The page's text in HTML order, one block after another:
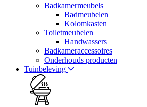
Badkamermeubels
Badmeubelen
Kolomkasten
Toiletmeubelen
Handwassers
Badkameraccessoires
Onderhouds producten
Tuinbeleving